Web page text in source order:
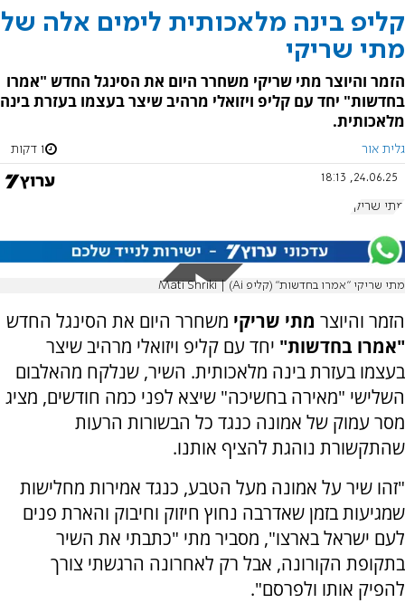
קליפ בינה מלאכותית לימים אלה של
מתי שריקי
הזמר והיוצר מתי שריקי משחרר היום את הסינגל החדש "אמרו
בחדשות" יחד עם קליפ ויזואלי מרהיב שיצר בעצמו בעזרת בינה
מלאכותית.
גלית אור 1 דקות
24.06.25, 18:13
מתי שריקי
מתי שריקי "אמרו בחדשות" (קליפ Ai) | Mati Shriki
הזמר והיוצר מתי שריקי משחרר היום את הסינגל החדש
"אמרו בחדשות" יחד עם קליפ ויזואלי מרהיב שיצר
בעצמו בעזרת בינה מלאכותית. השיר, שנלקח מהאלבום
השלישי "מאירה בחשיכה" שיצא לפני כמה חודשים, מציג
מסר עמוק של אמונה כנגד כל הבשורות הרעות
שהתקשורת נוהגת להציף אותנו.
"זהו שיר על אמונה מעל הטבע, כנגד אמירות מחלישות
שמגיעות בזמן שאדרבה נחוץ חיזוק וחיבוק והארת פנים
לעם ישראל בארצו", מסביר מתי "כתבתי את השיר
בתקופת הקורונה, אבל רק לאחרונה הרגשתי צורך
להפיק אותו ולפרסם".